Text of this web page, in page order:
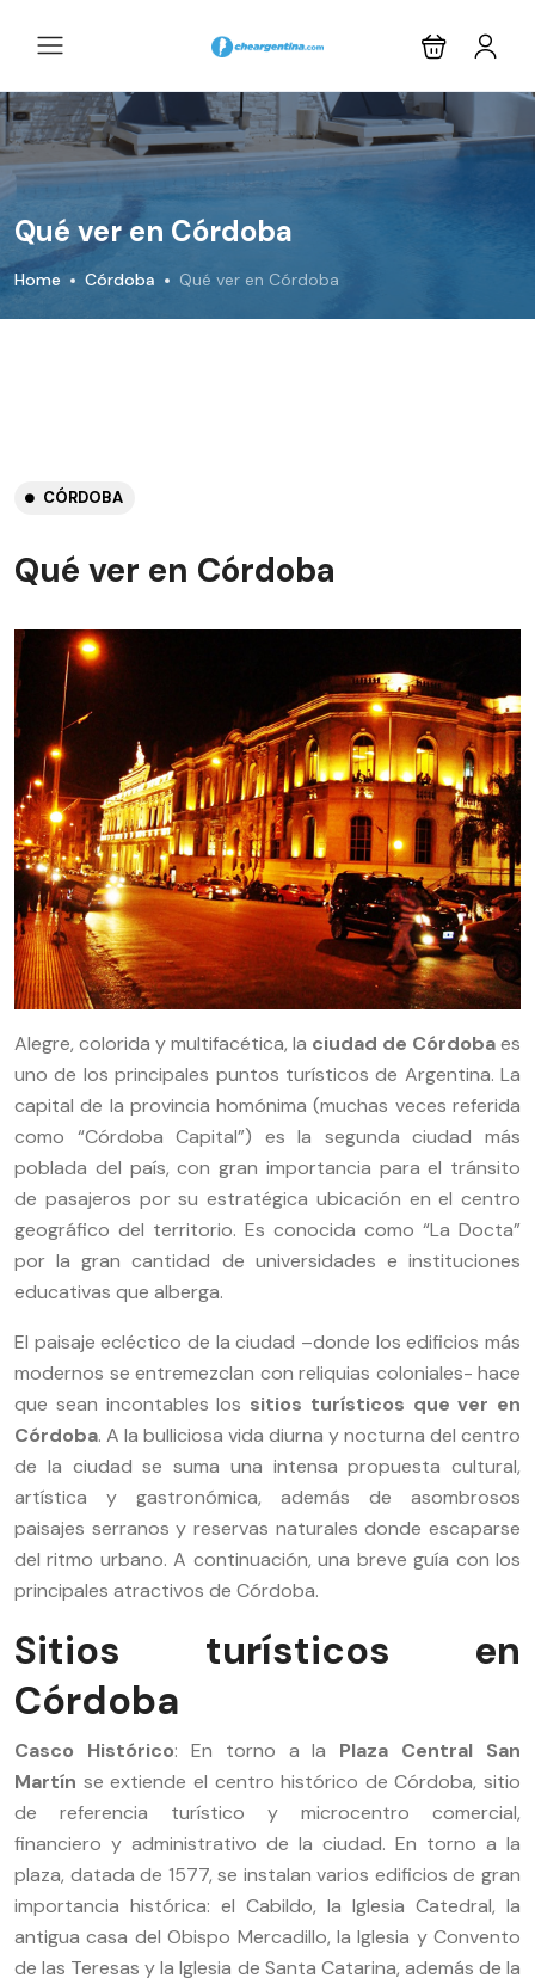
Qué ver en Córdoba
Home Córdoba Qué ver en Córdoba
CÓRDOBA
Qué ver en Córdoba
Alegre, colorida y multifacética, la ciudad de Córdobaes
uno de los principales puntos turísticos de Argentina. La
capital de la provincia homónima (muchas veces referida
como “Córdoba Capital”) es la segunda ciudad más
poblada del país, con gran importancia para el tránsito
de pasajeros por su estratégica ubicación en el centro
geográfico del territorio. Es conocida como “La Docta”
por la gran cantidad de universidades e instituciones
educativas que alberga.
El paisaje ecléctico de la ciudad –donde los edificios más
modernos se entremezclan con reliquias coloniales- hace
que sean incontables los sitios turísticos que ver en
Córdoba. A la bulliciosa vida diurna y nocturna del centro
de la ciudad se suma una intensa propuesta cultural,
artística y gastronómica, además de asombrosos
paisajes serranos y reservas naturales donde escaparse
del ritmo urbano. A continuación, una breve guía con los
principales atractivos de Córdoba.
Sitios turísticos en
Córdoba
Casco Histórico: En torno a la Plaza Central San
Martín se extiende el centro histórico de Córdoba, sitio
de referencia turístico y microcentro comercial,
financiero y administrativo de la ciudad. En torno a la
plaza, datada de 1577, se instalan varios edificios de gran
importancia histórica: el Cabildo, la Iglesia Catedral, la
antigua casa del Obispo Mercadillo, la Iglesia y Convento
de las Teresas y la Iglesia de Santa Catarina, además de la